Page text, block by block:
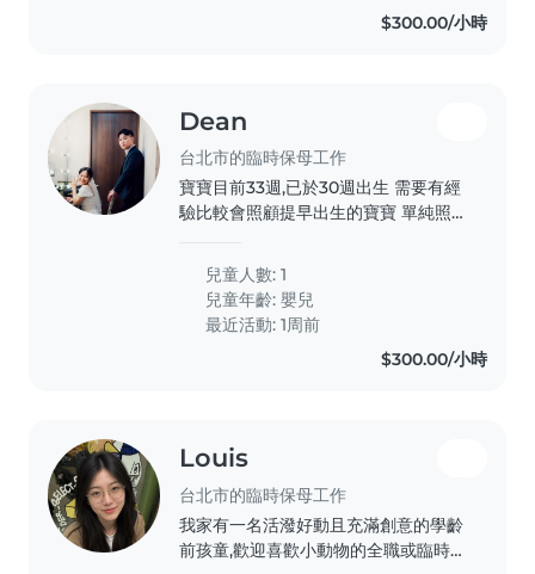
$300.00/小時
Dean
台北市的臨時保母工作
寶寶目前33週,已於30週出生 需要有經
驗比較會照顧提早出生的寶寶 單純照
媽媽健康快樂
兒童人數: 1
兒童年齡:嬰兒
最近活動: 1周前
$300.00/小時
Louis
台北市的臨時保母工作
我家有一名活潑好動且充滿創意的學齡
前孩童,歡迎喜歡小動物的全職或臨時保